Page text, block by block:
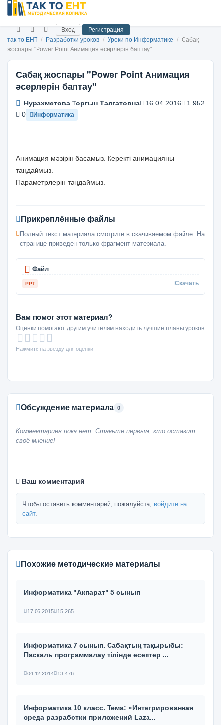
Вход
Регистрация
так то ЕНТ / Разработки уроков / Уроки по Информатике / Сабақ
жоспары "Power Point Анимация әсерлерін баптау"
Сабақ жоспары "Power Point Анимация
әсерлерін баптау"
Нурахметова Торгын Талгатовна 16.04.2016
1 952
0
Информатика
Анимация мәзірін басамыз. Керекті анимацияны
таңдаймыз.
Параметрлерін таңдаймыз.
Прикреплённые файлы
Полный текст материала смотрите в скачиваемом файле. На
странице приведен только фрагмент материала.
Файл
PPT Скачать
Вам помог этот материал?
Оценки помогают другим учителям находить лучшие планы уроков
Нажмите на звезду для оценки
Обсуждение материала 0
Комментариев пока нет. Станьте первым, кто оставит
своё мнение!
Ваш комментарий
Чтобы оставить комментарий, пожалуйста, войдите на
сайт.
Похожие методические материалы
Информатика "Акпарат" 5 сынып
17.06.2015 15 265
Информатика 7 сынып. Сабақтың тақырыбы:
Паскаль программалау тілінде есептер ...
04.12.2014 13 476
Информатика 10 класс. Тема: «Интегрированная
среда разработки приложений Laza...